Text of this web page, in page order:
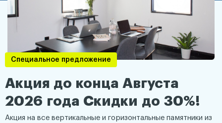
Специальное предложение
Акция до конца Августа
2026 года Скидки до 30%!
Акция на все вертикальные и горизонтальные памятники из